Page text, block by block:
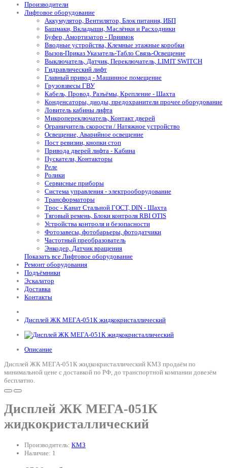
Производители
Лифтовое оборудование
Аккумулятор, Вентилятор, Блок питания, ИБП
Башмаки, Вкладыши, Маслёнки и Расходники
Буфер, Амортизатор - Приямок
Вводные устройства, Клемные этажные коробки
Вызов-Приказ Указатель-Табло Связь-Освещение
Выключатель, Датчик, Переключатель, LIMIT SWITCH
Гидравлический лифт
Главный привод - Машинное помещение
Грузовзвесы ГВУ
Кабель, Провод, Разъёмы, Крепление - Шахта
Конденсаторы, диоды, предохранители прочее оборудование
Ловитель кабины лифта
Микропереключатель, Контакт дверей
Ограничитель скорости / Натяжное устройство
Освещение, Аварийное освещение
Пост ревизии, кнопки стоп
Привода дверей лифта - Кабина
Пускатели, Контакторы
Реле
Ролики
Сервисные приборы
Система управления - электрооборудование
Трансформаторы
Трос - Канат Стальной ГОСТ, DIN - Шахта
Тяговый ремень, Блоки контроля RBI OTIS
Устройства контроля и безопасности
Фотозавесы, фотобарьеры, фотодатчики
Частотный преобразователь
Энкодер, Датчик вращения
Показать все Лифтовое оборудование
Ремонт оборудования
Подъёмники
Эскалатор
Доставка
Контакты
Дисплей ЖК МЕГА-051К жидкокристаллический
Описание
Дисплей ЖК МЕГА-051К жидкокристаллический КМЗ продаём по
минимальной цене с доставкой по РФ, до транспортной компании довезём
бесплатно.
Дисплей ЖК МЕГА-051К
жидкокристаллический
Производитель: КМЗ
Наличие: 1